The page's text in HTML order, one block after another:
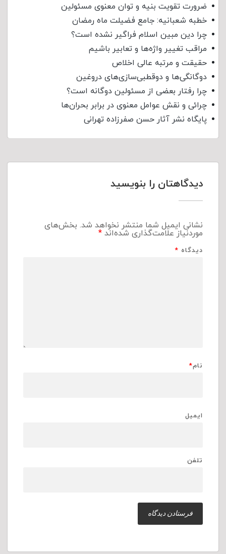
ضرورت تقویت بنیه و توان معنوی مسئولین
خطبه شعبانیه: جامع فضیلت ماه رمضان
چرا دین مبین اسلام فراگیر نشده است؟
مراقب تغییر واژه‌ها و تعابیر باشیم
حقیقت و مرتبه عالی اخلاص
دوگانگی‌ها و دوقطبی‌سازی‌های دروغین
چرا رفتار بعضی از مسئولین دوگانه است؟
چرائی و نقش عوامل معنوی در برابر بحران‌ها
پایگاه نشر آثار حسن صفرزاده تهرانی
دیدگاهتان را بنویسید
نشانی ایمیل شما منتشر نخواهد شد. بخش‌های
موردنیاز علامت‌گذاری شده‌اند*
دیدگاه *
نام*
ایمیل
تلفن